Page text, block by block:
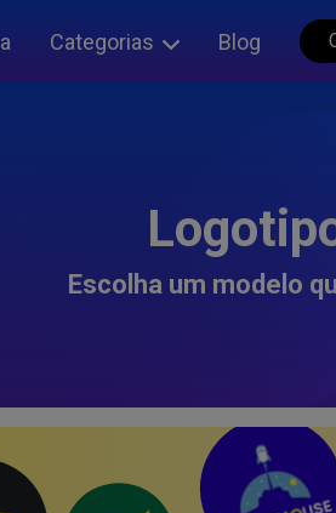
Categorias Blog
Escolha um modelo